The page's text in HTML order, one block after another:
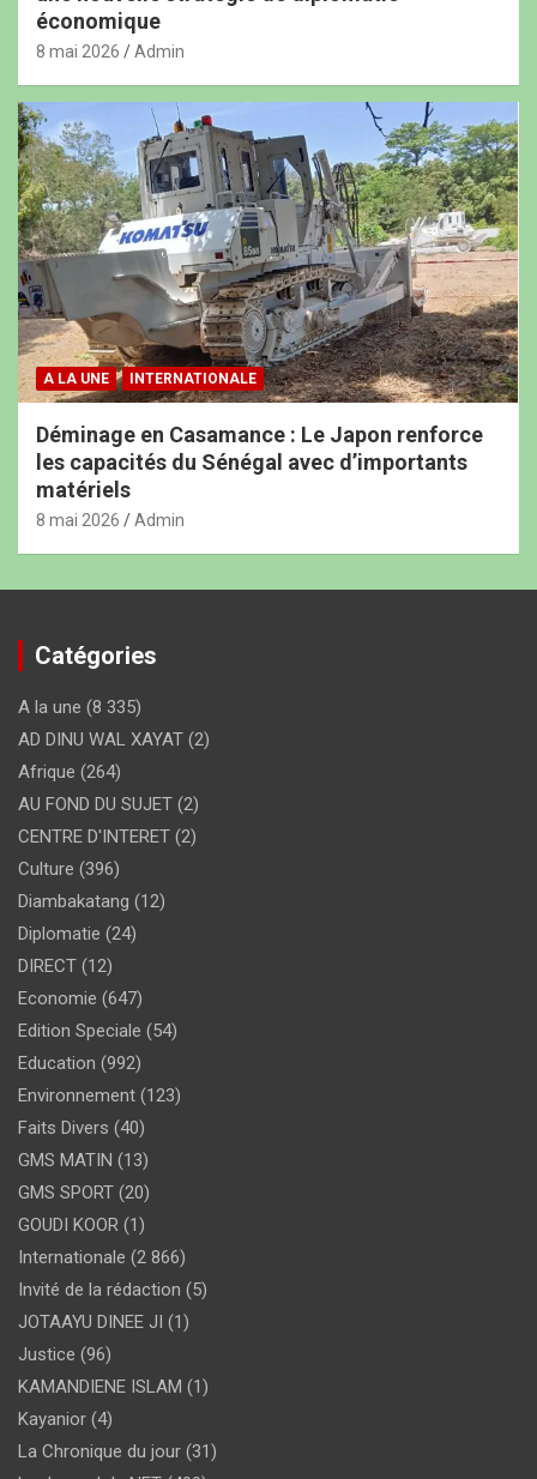
économique
8 mai 2026 Admin
A LA UNE INTERNATIONALE
Déminage en Casamance : Le Japon renforce
les capacités du Sénégal avec d’importants
matériels
8 mai 2026 Admin
Catégories
A la une (8 335)
AD DINU WAL XAYAT (2)
Afrique (264)
AU FOND DU SUJET (2)
CENTRE D'INTERET (2)
Culture (396)
Diambakatang (12)
Diplomatie (24)
DIRECT (12)
Economie (647)
Edition Speciale (54)
Education (992)
Environnement (123)
Faits Divers (40)
GMS MATIN (13)
GMS SPORT (20)
GOUDI KOOR (1)
Internationale (2 866)
Invité de la rédaction (5)
JOTAAYU DINEE JI (1)
Justice (96)
KAMANDIENE ISLAM (1)
Kayanior (4)
La Chronique du jour (31)